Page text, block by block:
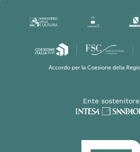
Ente sostenitore